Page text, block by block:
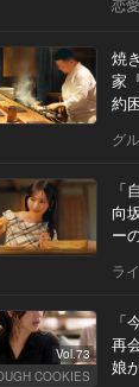
焼
家
約
グ
「
向
ー
ラ
Vol.73
COOKIES
「
再
娘